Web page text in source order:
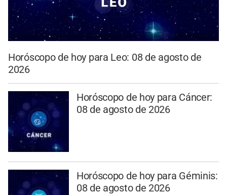
Horóscopo de hoy para Leo: 08 de agosto de
2026
Horóscopo de hoy para Cáncer:
08 de agosto de 2026
Horóscopo de hoy para Géminis:
08 de agosto de 2026